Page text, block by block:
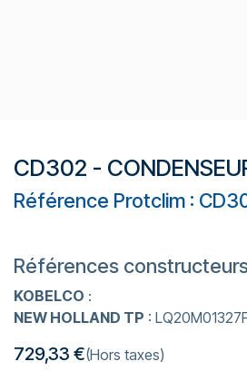
CD302 -
Référence Protclim :
Références
KOBELCO :
NEW HOLLAND TP :
729,33 €(Hors taxes)